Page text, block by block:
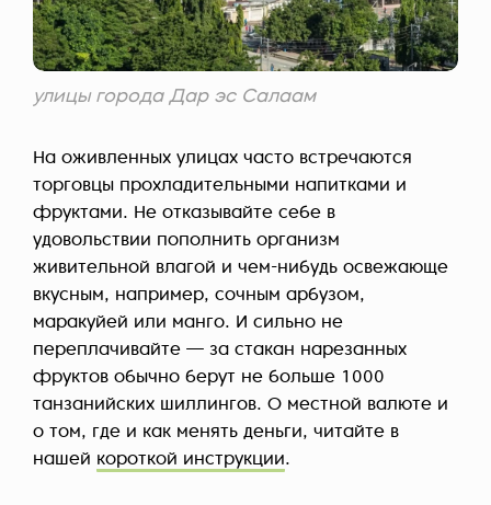
улицы города Дар эс Салаам
На оживленных улицах часто встречаются
торговцы прохладительными напитками и
фруктами. Не отказывайте себе в
удовольствии пополнить организм
живительной влагой и чем-нибудь освежающе
вкусным, например, сочным арбузом,
маракуйей или манго. И сильно не
переплачивайте — за стакан нарезанных
фруктов обычно берут не больше 1000
танзанийских шиллингов. О местной валюте и
о том, где и как менять деньги, читайте в
нашей короткой инструкции.